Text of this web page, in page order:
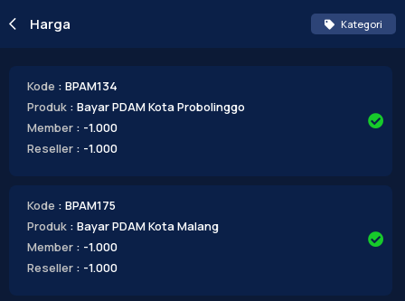
Harga Kategori
Kode : BPAM134
Produk : Bayar PDAM Kota Probolinggo
Member : -1.000
Reseller : -1.000
Kode : BPAM175
Produk : Bayar PDAM Kota Malang
Member : -1.000
Reseller : -1.000